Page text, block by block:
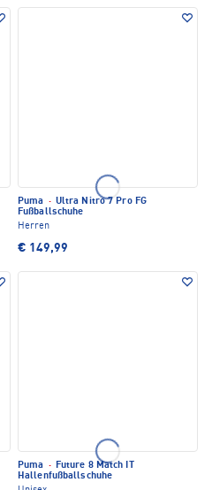
Puma · Ultra Nitro 7 Pro FG
Fußballschuhe
Herren
€ 149,99
Puma · Future 8 Match IT
Hallenfußballschuhe